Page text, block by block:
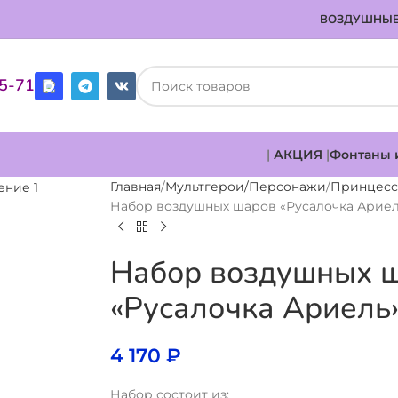
71
| АКЦИЯ |Фонтаны
Главная Мультгерои/Персонажи
Набор воздушных шаров «Русалочка
Набор воздушных
«Русалочка
4 170₽
Набор состоит из: